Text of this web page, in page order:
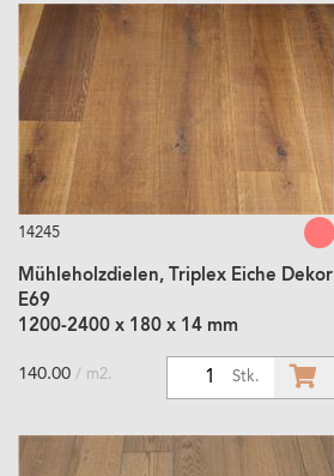
14245
Mühleholzdielen, Triplex Eiche Dekor
E69
1200-2400 x 180 x 14 mm
Stk.
140.00 / m2.